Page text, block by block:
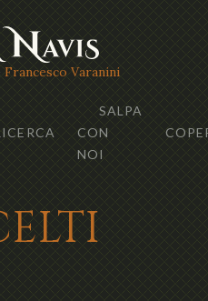
Francesco Varanini
SALPA
CON
NOI